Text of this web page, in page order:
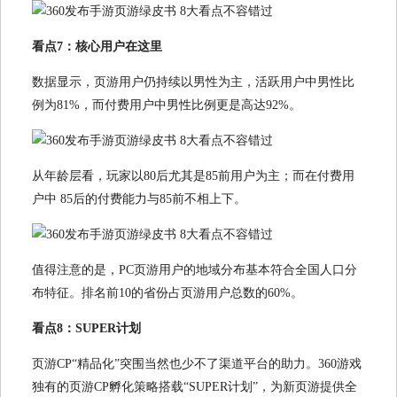
看点7：核心用户在这里
数据显示，页游用户仍持续以男性为主，活跃用户中男性比
例为81%，而付费用户中男性比例更是高达92%。
从年龄层看，玩家以80后尤其是85前用户为主；而在付费用
户中 85后的付费能力与85前不相上下。
值得注意的是，PC页游用户的地域分布基本符合全国人口分
布特征。排名前10的省份占页游用户总数的60%。
看点8：SUPER计划
页游CP“精品化”突围当然也少不了渠道平台的助力。360游戏
独有的页游CP孵化策略搭载“SUPER计划”，为新页游提供全